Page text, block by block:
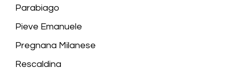
Parabiago
Pieve Emanuele
Pregnana Milanese
Rescaldina